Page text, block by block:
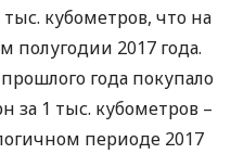
тыс. кубометров, что на
полугодии 2017 года.
года покупало
за 1 тыс. кубометров –
периоде 2017